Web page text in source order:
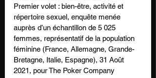
Premier volet : bien-être, activité et
répertoire sexuel, enquête menée
auprès d’un échantillon de 5 025
femmes, représentatif de la population
féminine (France, Allemagne, Grande-
Bretagne, Italie, Espagne), 31 Août
2021, pour The Poker Company